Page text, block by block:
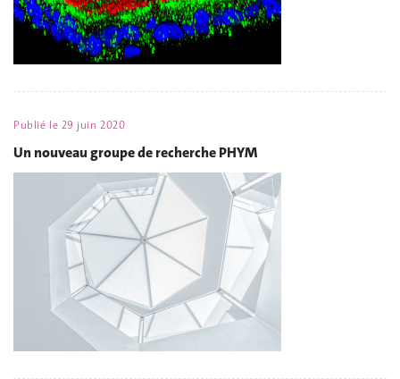
Publié le 29 juin 2020
Un nouveau groupe de recherche PHYM